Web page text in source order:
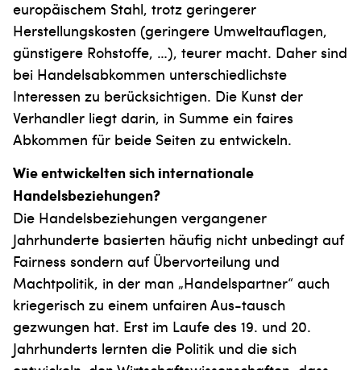
europäischem Stahl, trotz geringerer
Herstellungskosten (geringere Umweltauflagen,
günstigere Rohstoffe, …), teurer macht. Daher sind
bei Handelsabkommen unterschiedlichste
Interessen zu berücksichtigen. Die Kunst der
Verhandler liegt darin, in Summe ein faires
Abkommen für beide Seiten zu entwickeln.
Wie entwickelten sich internationale
Handelsbeziehungen?
Die Handelsbeziehungen vergangener
Jahrhunderte basierten häufig nicht unbedingt auf
Fairness sondern auf Übervorteilung und
Machtpolitik, in der man „Handelspartner“ auch
kriegerisch zu einem unfairen Aus-tausch
gezwungen hat. Erst im Laufe des 19. und 20.
Jahrhunderts lernten die Politik und die sich